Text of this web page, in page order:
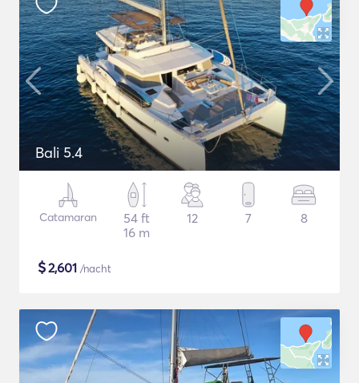
Bali 5.4
Catamaran
54 ft
16 m
12 7 8
$2,601 /nacht